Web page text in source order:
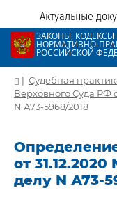
Актуальные
ЗАКОНЫ, КОДЕКСЫ
НОРМАТИВНО-
РОССИЙСКОЙ
| Судебная
Верховного Суда РФ
N А73-5968/2018
от
делу N А73-